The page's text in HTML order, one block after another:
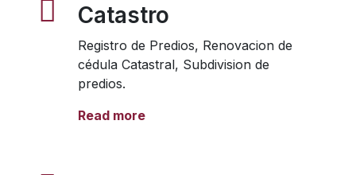
Catastro
Registro de Predios, Renovacion de
cédula Catastral, Subdivision de
predios.
Read more